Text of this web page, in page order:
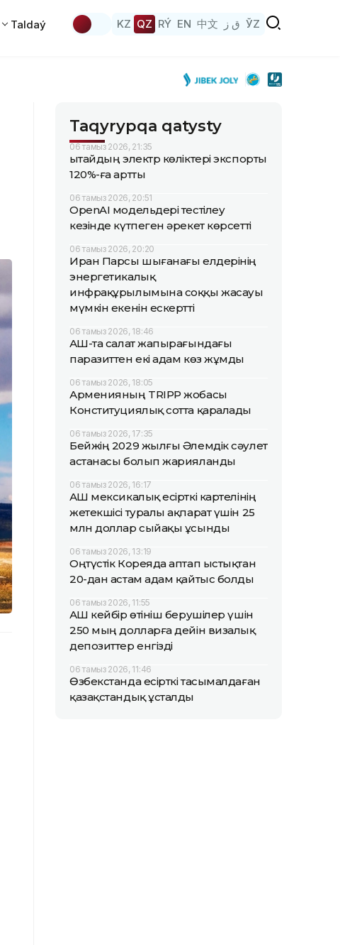
Taldaý KZ QZ RÝ EN 中文 ق ز ЎZ
Taqyrypqa qatysty
06 тамыз 2026, 21:35
Қытайдың электр көліктері экспорты
120%-ға артты
06 тамыз 2026, 20:51
OpenAI модельдері тестілеу
кезінде күтпеген әрекет көрсетті
06 тамыз 2026, 20:20
Иран Парсы шығанағы елдерінің
энергетикалық
инфрақұрылымына соққы жасауы
мүмкін екенін ескертті
06 тамыз 2026, 18:46
АҚШ-та салат жапырағындағы
паразиттен екі адам көз жұмды
06 тамыз 2026, 18:05
Арменияның TRIPP жобасы
Конституциялық сотта қаралады
06 тамыз 2026, 17:35
Бейжің 2029 жылғы Әлемдік сәулет
астанасы болып жарияланды
06 тамыз 2026, 16:17
АҚШ мексикалық есірткі картелінің
жетекшісі туралы ақпарат үшін 25
млн доллар сыйақы ұсынды
06 тамыз 2026, 13:19
Оңтүстік Кореяда аптап ыстықтан
20-дан астам адам қайтыс болды
06 тамыз 2026, 11:55
АҚШ кейбір өтініш берушілер үшін
250 мың долларға дейін визалық
депозиттер енгізді
06 тамыз 2026, 11:46
Өзбекстанда есірткі тасымалдаған
қазақстандық ұсталды